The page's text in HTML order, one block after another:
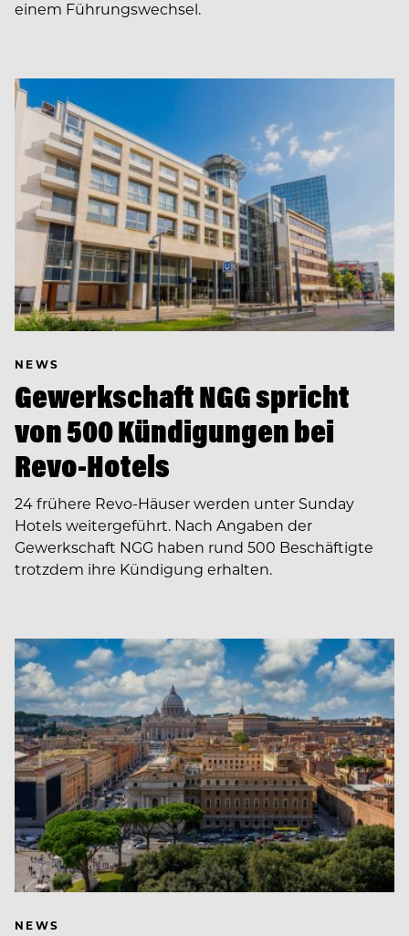
einem Führungswechsel.
NEWS
Gewerkschaft NGG spricht
von 500 Kündigungen bei
Revo-Hotels
24 frühere Revo-Häuser werden unter Sunday
Hotels weitergeführt. Nach Angaben der
Gewerkschaft NGG haben rund 500 Beschäftigte
trotzdem ihre Kündigung erhalten.
NEWS